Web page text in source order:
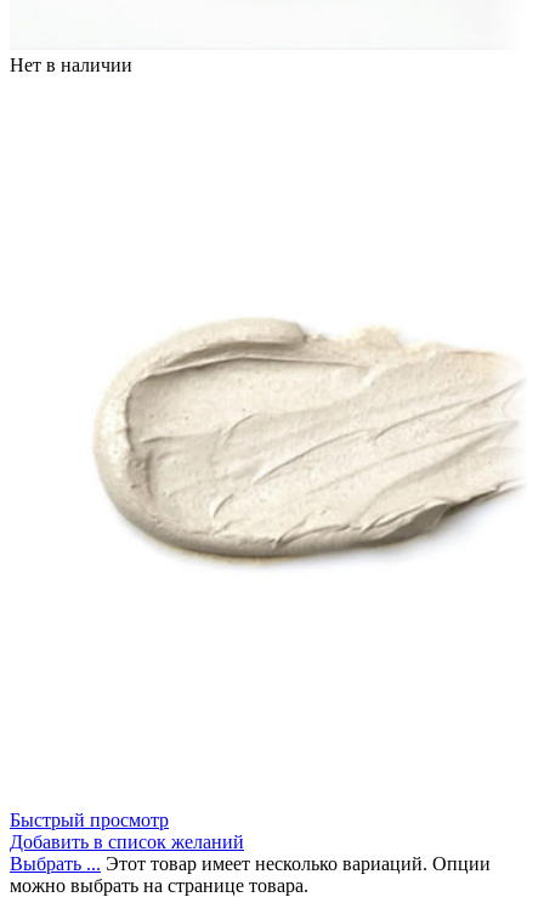
Нет в наличии
Быстрый просмотр
Добавить в список желаний
Выбрать ... Этот товар имеет несколько вариаций. Опции
можно выбрать на странице товара.